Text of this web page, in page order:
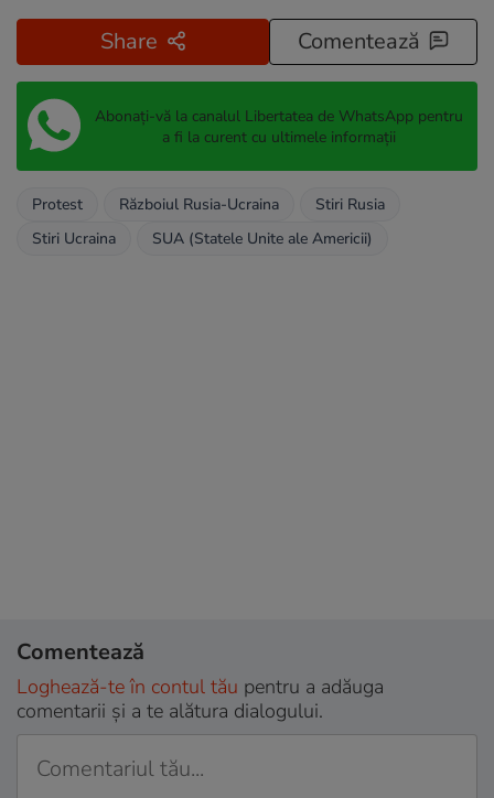
Share Comentează
Abonați-vă la canalul Libertatea de WhatsApp pentru
a fi la curent cu ultimele informații
Protest Războiul Rusia-Ucraina
Stiri Rusia
Stiri Ucraina
SUA (Statele Unite ale Americii)
Comentează
Loghează-te în contul tău pentru a adăuga
comentarii și a te alătura dialogului.